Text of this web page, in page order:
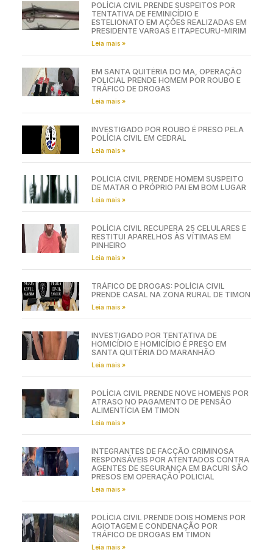
POLÍCIA CIVIL PRENDE SUSPEITOS POR
TENTATIVA DE FEMINICÍDIO E
ESTELIONATO EM AÇÕES REALIZADAS EM
PRESIDENTE VARGAS E ITAPECURU-MIRIM
Leia mais »
EM SANTA QUITÉRIA DO MA, OPERAÇÃO
POLICIAL PRENDE HOMEM POR ROUBO E
TRÁFICO DE DROGAS
Leia mais »
INVESTIGADO POR ROUBO É PRESO PELA
POLÍCIA CIVIL EM CEDRAL
Leia mais »
POLÍCIA CIVIL PRENDE HOMEM SUSPEITO
DE MATAR O PRÓPRIO PAI EM BOM LUGAR
Leia mais »
POLÍCIA CIVIL RECUPERA 25 CELULARES E
RESTITUI APARELHOS ÀS VÍTIMAS EM
PINHEIRO
Leia mais »
TRÁFICO DE DROGAS: POLÍCIA CIVIL
PRENDE CASAL NA ZONA RURAL DE TIMON
Leia mais »
INVESTIGADO POR TENTATIVA DE
HOMICÍDIO E HOMICÍDIO É PRESO EM
SANTA QUITÉRIA DO MARANHÃO
Leia mais »
POLÍCIA CIVIL PRENDE NOVE HOMENS POR
ATRASO NO PAGAMENTO DE PENSÃO
ALIMENTÍCIA EM TIMON
Leia mais »
INTEGRANTES DE FACÇÃO CRIMINOSA
RESPONSÁVEIS POR ATENTADOS CONTRA
AGENTES DE SEGURANÇA EM BACURI SÃO
PRESOS EM OPERAÇÃO POLICIAL
Leia mais »
POLÍCIA CIVIL PRENDE DOIS HOMENS POR
AGIOTAGEM E CONDENAÇÃO POR
TRÁFICO DE DROGAS EM TIMON
Leia mais »